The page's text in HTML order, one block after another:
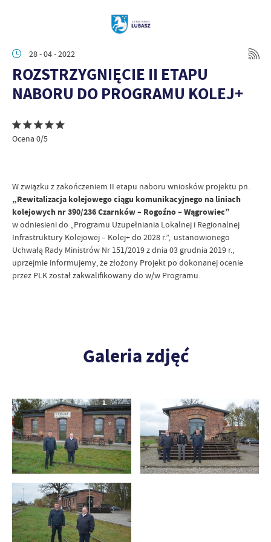
28 - 04 - 2022
ROZSTRZYGNIĘCIE II ETAPU
NABORU DO PROGRAMU KOLEJ+
Ocena 0/5
W związku z zakończeniem II etapu naboru wniosków projektu pn.
„Rewitalizacja kolejowego ciągu komunikacyjnego na liniach
kolejowych nr 390/236 Czarnków – Rogoźno – Wągrowiec”
w odniesieni do „Programu Uzupełniania Lokalnej i Regionalnej
Infrastruktury Kolejowej – Kolej+ do 2028 r.”, ustanowionego
Uchwałą Rady Ministrów Nr 151/2019 z dnia 03 grudnia 2019 r.,
uprzejmie informujemy, że złożony Projekt po dokonanej ocenie
przez PLK został zakwalifikowany do w/w Programu.
Galeria zdjęć